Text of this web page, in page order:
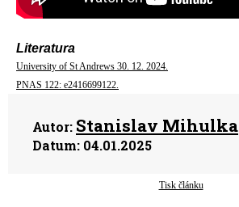
Literatura
University of St Andrews 30. 12. 2024.
PNAS 122: e2416699122.
Autor: Stanislav Mihulka
Datum: 04.01.2025
Tisk článku